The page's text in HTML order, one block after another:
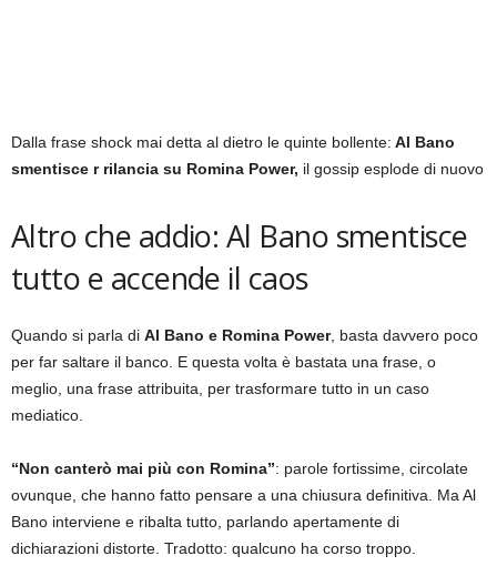
Dalla frase shock mai detta al dietro le quinte bollente: Al Bano
smentisce r rilancia su Romina Power, il gossip esplode di nuovo
Altro che addio: Al Bano smentisce
tutto e accende il caos
Quando si parla di Al Bano e Romina Power, basta davvero poco
per far saltare il banco. E questa volta è bastata una frase, o
meglio, una frase attribuita, per trasformare tutto in un caso
mediatico.
“Non canterò mai più con Romina”: parole fortissime, circolate
ovunque, che hanno fatto pensare a una chiusura definitiva. Ma Al
Bano interviene e ribalta tutto, parlando apertamente di
dichiarazioni distorte. Tradotto: qualcuno ha corso troppo.